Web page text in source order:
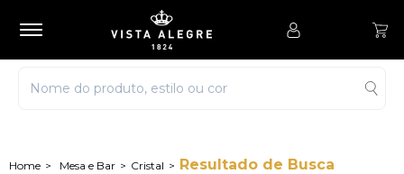
Mesa e Bar Cristal Resultado de Busca